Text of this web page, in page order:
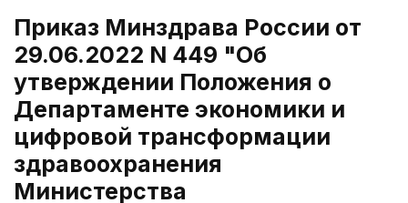
Приказ Минздрава России от
29.06.2022 N 449 "Об
утверждении Положения о
Департаменте экономики и
цифровой трансформации
здравоохранения
Министерства